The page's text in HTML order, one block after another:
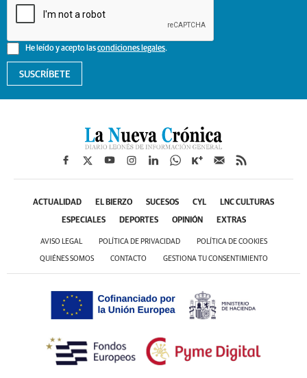
He leído y acepto lascondiciones legales.
SUSCRÍBETE
ACTUALIDAD EL BIERZO SUCESOS CYL LNC CULTURAS
ESPECIALES DEPORTES OPINIÓN EXTRAS
AVISO LEGAL POLÍTICA DE PRIVACIDAD POLÍTICA DE COOKIES
QUIÉNES SOMOS CONTACTO GESTIONA TU CONSENTIMIENTO